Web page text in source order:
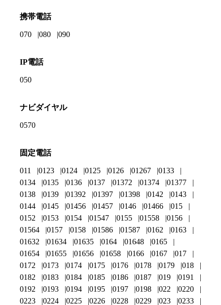
携帯電話
070 080 090
IP電話
050
ナビダイヤル
0570
固定電話
011 0123 0124 0125 0126 01267
0133
0134
0135 0136 0137 01372 01374
01377
0138
0139 01392 01397 01398 0142
0143
0144
0145 01456 01457 0146 01466
015
0152
0153 0154 01547 0155 01558
0156
01564
0157 0158 01586 01587 0162
0163
01632
01634 01635 0164 01648
0165
01654
01655 01656 01658 0166 0167
017
0172
0173 0174 0175 0176 0178 0179
018
0182
0183 0184 0185 0186 0187 019
0191
0192
0193 0194 0195 0197 0198 022
0220
0223
0224 0225 0226 0228 0229 023 0233